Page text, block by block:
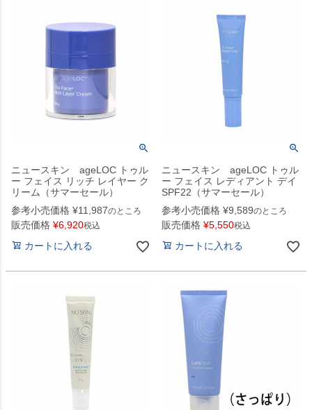
ニュースキン ageLOC トゥル
ー フェイス リッチ レイヤー ク
リーム（サマーセール）
参考小売価格 ¥11,987のところ
販売価格 ¥6,920税込
カートに入れる
ニュースキン ageLOC トゥル
ー フェイス レディアント デイ
SPF22（サマーセール）
参考小売価格 ¥9,589のところ
販売価格 ¥5,550税込
カートに入れる